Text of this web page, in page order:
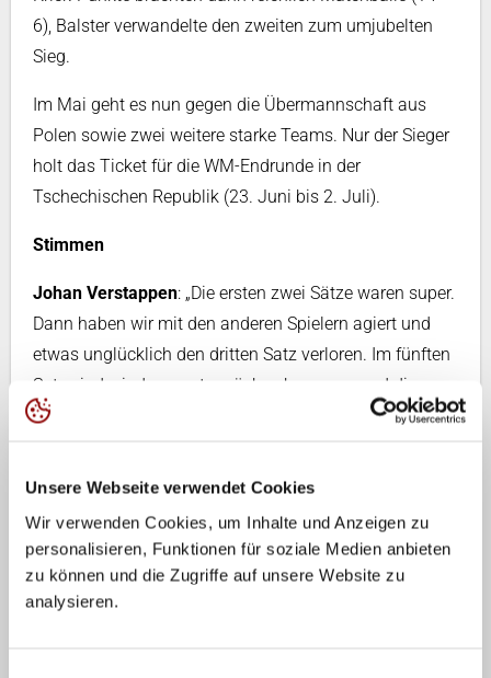
Unsere Webseite verwendet Cookies
Wir verwenden Cookies, um Inhalte und Anzeigen zu
personalisieren, Funktionen für soziale Medien anbieten
zu können und die Zugriffe auf unsere Website zu
analysieren.
6), Balster verwandelte den zweiten zum umjubelten
Sieg.
Im Mai geht es nun gegen die Übermannschaft aus
Polen sowie zwei weitere starke Teams. Nur der Sieger
holt das Ticket für die WM-Endrunde in der
Tschechischen Republik (23. Juni bis 2. Juli).
Stimmen
Johan Verstappen: „Die ersten zwei Sätze waren super.
Dann haben wir mit den anderen Spielern agiert und
etwas unglücklich den dritten Satz verloren. Im fünften
Satz sind wir dann gut zurück gekommen, und die
Mannschaft hat gezeigt, dass sie hier die beste
einzieht. Wir wollten hier das Turnier gewinnen und
Team wie Polen, aber auch Bayern München verliert
mal ein Spiel. Ich hoffe, dass die Polen gegen uns
diesen Tag erwischen.“